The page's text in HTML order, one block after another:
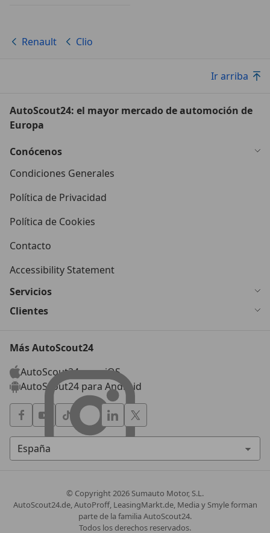
Renault Clio
Ir arriba
AutoScout24: el mayor mercado de automoción de
Europa
Conócenos
Condiciones Generales
Política de Privacidad
Política de Cookies
Contacto
Accessibility Statement
Servicios
Clientes
Más AutoScout24
AutoScout24 para iOS
AutoScout24 para Android
© Copyright2026 Sumauto Motor, S.L.
AutoScout24.de, AutoProff, LeasingMarkt.de, Media y Smyle forman
parte de la familia AutoScout24.
Todos los derechos reservados.